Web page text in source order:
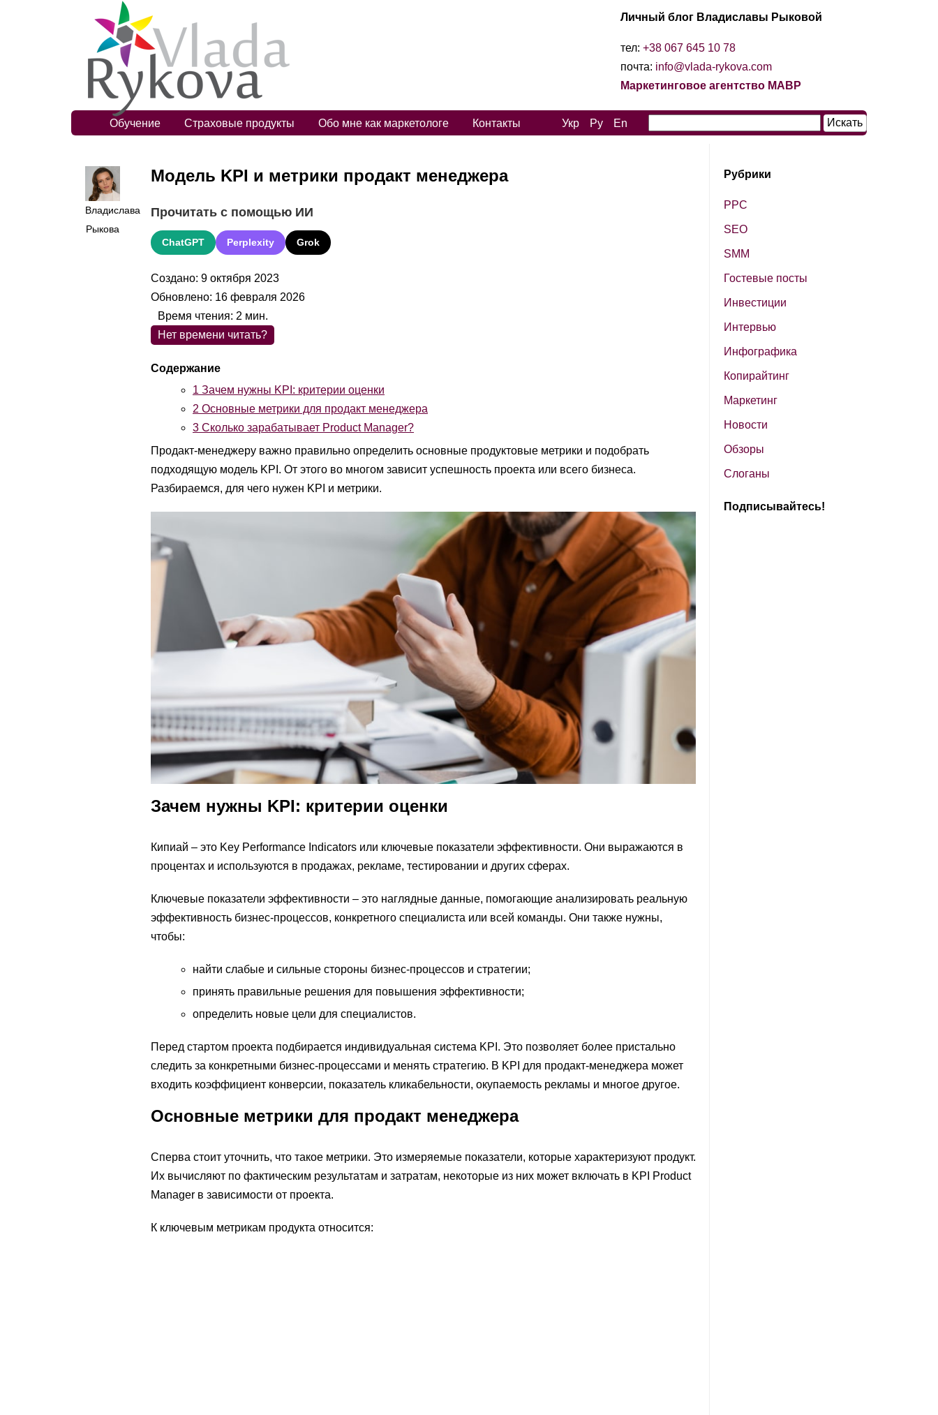
Личный блог Владиславы Рыковой
тел: +38 067 645 10 78
почта: info@vlada-rykova.com
Маркетинговое агентство МАВР
Обучение Страховые продукты Обо мне как маркетологе Контакты Укр Ру En
Владислава
Рыкова
Модель KPI и метрики продакт менеджера
Прочитать с помощью ИИ
ChatGPT Perplexity Grok
Создано: 9 октября 2023
Обновлено: 16 февраля 2026
Нет времени читать?
1 Зачем нужны KPI: критерии оценки
2 Основные метрики для продакт менеджера
3 Cколько зарабатывает Product Manager?
Время чтения: 2 мин.
Продакт-менеджеру важно правильно определить основные продуктовые метрики и подобрать
подходящую модель KPI. От этого во многом зависит успешность проекта или всего бизнеса.
Разбираемся, для чего нужен KPI и метрики.
Зачем нужны KPI: критерии оценки
Кипиай – это Key Performance Indicators или ключевые показатели эффективности. Они выражаются в
процентах и используются в продажах, рекламе, тестировании и других сферах.
Ключевые показатели эффективности – это наглядные данные, помогающие анализировать реальную
эффективность бизнес-процессов, конкретного специалиста или всей команды. Они также нужны,
чтобы:
найти слабые и сильные стороны бизнес-процессов и стратегии;
принять правильные решения для повышения эффективности;
определить новые цели для специалистов.
Перед стартом проекта подбирается индивидуальная система KPI. Это позволяет более пристально
следить за конкретными бизнес-процессами и менять стратегию. В KPI для продакт-менеджера может
входить коэффициент конверсии, показатель кликабельности, окупаемость рекламы и многое другое.
Основные метрики для продакт менеджера
Сперва стоит уточнить, что такое метрики. Это измеряемые показатели, которые характеризуют продукт.
Их вычисляют по фактическим результатам и затратам, некоторые из них может включать в KPI Product
Manager в зависимости от проекта.
К ключевым метрикам продукта относится:
Рубрики
PPC
SЕО
SМM
Гостевые посты
Инвестиции
Интервью
Инфографика
Копирайтинг
Маркетинг
Новости
Обзоры
Слоганы
Подписывайтесь!